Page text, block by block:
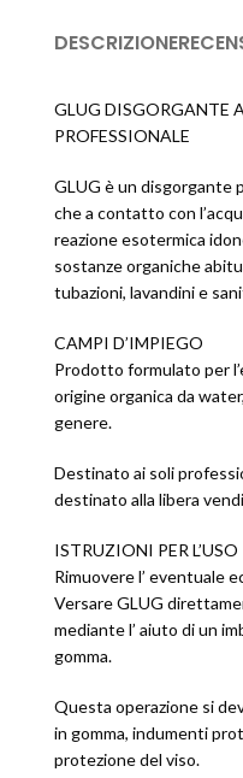
DESCRIZIONE
GLUG DISGORGANTE
PROFESSIONALE
GLUG è un disgorgante
che a contatto con
reazione esotermica
sostanze organiche
tubazioni, lavandini e
CAMPI D’IMPIEGO
Prodotto formulato per
origine organica da
genere.
Destinato ai soli
destinato alla libera
ISTRUZIONI PER L’USO
Rimuovere l’ eventuale
Versare GLUG
mediante l’ aiuto di un
gomma.
Questa operazione si
in gomma, indumenti
protezione del viso.